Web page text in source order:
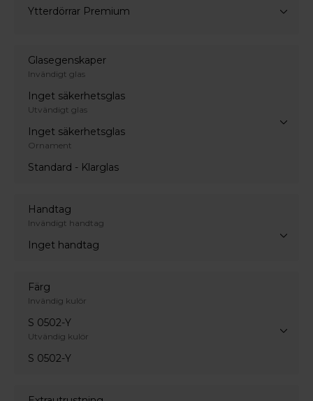
Ytterdörrar Premium
Glasegenskaper
Invändigt glas
Inget säkerhetsglas
Utvändigt glas
Inget säkerhetsglas
Ornament
Standard - Klarglas
Handtag
Invändigt handtag
Inget handtag
Färg
Invändig kulör
S 0502-Y
Utvändig kulör
S 0502-Y